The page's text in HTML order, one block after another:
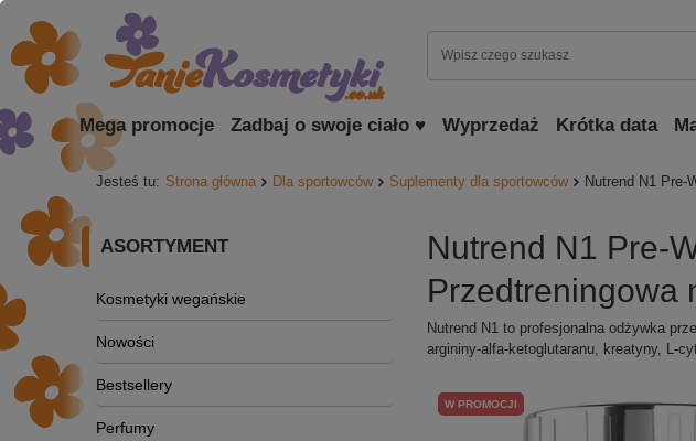
Mega promocje Zadbaj o swoje ciało ♥ Wyprzedaż Krótka data
Jesteś tu: Strona główna Dla sportowców Suplementy dla sportowców Nutrend N1 Pre-
ASORTYMENT
Kosmetyki wegańskie
Nowości
Bestsellery
Perfumy
Nutrend N1 Pre-
Przedtreningowa
Nutrend N1 to profesjonalna odżywka
argininy-alfa-ketoglutaranu, kreatyny, L-
W PROMOCJI